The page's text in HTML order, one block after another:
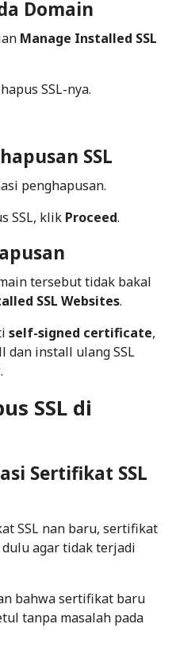
Domain
Manage Installed SSL
SSL-nya.
SSL
penghapusan.
SSL, klik Proceed.
tersebut tidak bakal
SSL Websites.
self-signed certificate,
dan install ulang SSL
.
SSL di
Sertifikat SSL
SSL nan baru, sertifikat
agar tidak terjadi
bahwa sertifikat baru
tanpa masalah pada